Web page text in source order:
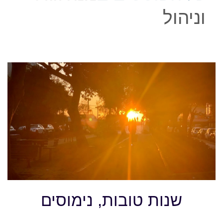
וניהול
שנות טובות, נימוסים